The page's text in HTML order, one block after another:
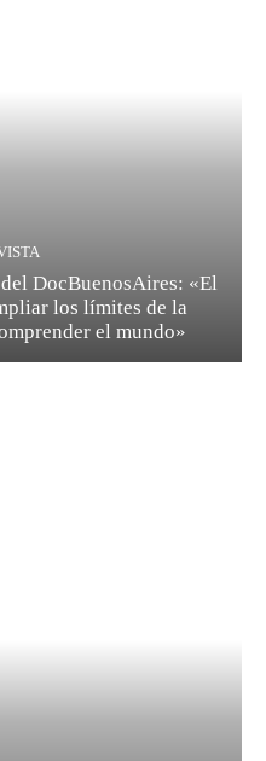
DocBuenosAires: «El
los límites de la
el mundo»